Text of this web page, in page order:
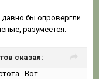
бы опровергли
разумеется.
сказал: